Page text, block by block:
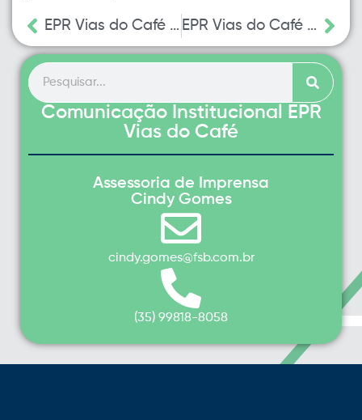
Comunicação Institucional EPR
Vias do Café
Assessoria de Imprensa
Cindy Gomes
cindy.gomes@fsb.com.br
(35) 99818-8058
EPR Vias do Café programa obras até a sexta-feira (20) para ampliar segurança viária em seis rodovias EPR Vias do Café programa 29 frentes de obras em Varginha e outros 20 municípios do Sul de Minas